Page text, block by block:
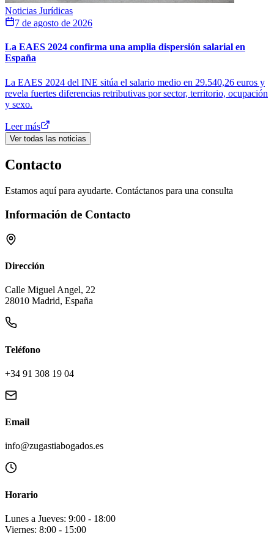
Noticias Jurídicas
7 de agosto de 2026
La EAES 2024 confirma una amplia dispersión salarial en
España
La EAES 2024 del INE sitúa el salario medio en 29.540,26 euros y
revela fuertes diferencias retributivas por sector, territorio, ocupación
y sexo.
Leer más
Ver todas las noticias
Contacto
Estamos aquí para ayudarte. Contáctanos para una consulta
Información de Contacto
Dirección
Calle Miguel Angel, 22
28010 Madrid, España
Teléfono
+34 91 308 19 04
Email
info@zugastiabogados.es
Horario
Lunes a Jueves: 9:00 - 18:00
Viernes: 8:00 - 15:00